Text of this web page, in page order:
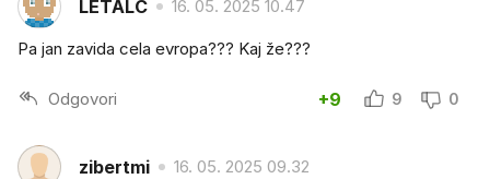
LETALC 16. 05. 2025 10.47
Pa jan zavida cela evropa??? Kaj že???
Odgovori +9 9 0
zibertmi 16. 05. 2025 09.32